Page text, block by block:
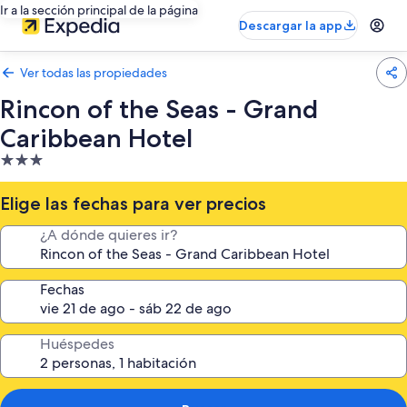
Ir a la sección principal de la página
Descargar la app
Ver todas las propiedades
Rincon of the Seas - Grand
Caribbean Hotel
Propiedad
de
3.0
estrellas
Elige las fechas para ver precios
¿A dónde quieres ir?
Fechas
Huéspedes